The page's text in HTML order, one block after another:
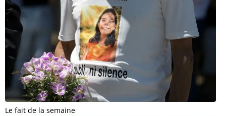
Le fait de la semaine